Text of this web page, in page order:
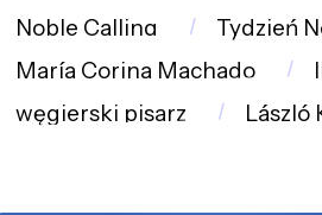
Noble Calling
Tydzień
María Corina Machado
węgierski pisarz
László